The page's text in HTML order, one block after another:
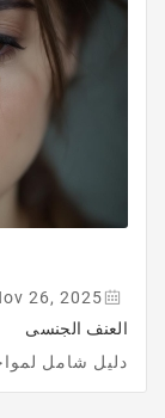
26, 2025
العنف الجنسى
دليل شامل